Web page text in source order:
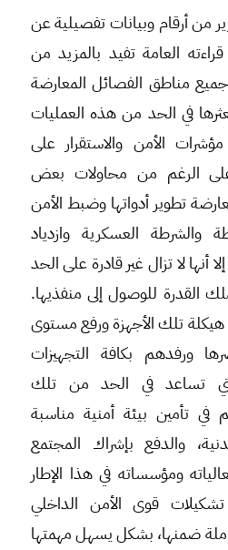
من أرقام وبيانات تفصيلية عن
العامة تفيد بالمزيد من
مناطق الفصائل المعارضة
في الحد من هذه العمليات
الأمن والاستقرار على
الرغم من محاولات بعض
تطوير أدواتها وضبط الأمن
والشرطة العسكرية وازدياد
أنها لا تزال غير قادرة على الحد
القدرة للوصول إلى منفذيها.
هيكلة تلك الأجهزة ورفع مستوى
ورفدهم بكافة التجهيزات
تساعد في الحد من تلك
تأمين بيئة أمنية مناسبة
والدفع بإشراك المجتمع
ومؤسساته في هذا الإطار
قوى الأمن الداخلي
ضمنها، بشكل يسهل مهمتها